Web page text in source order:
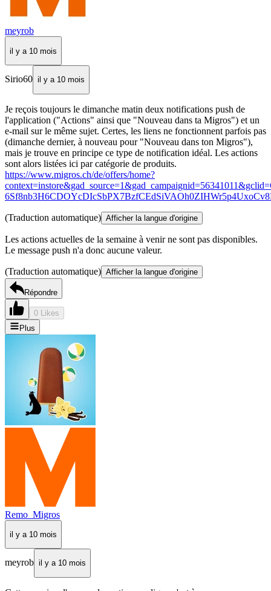
meyrob
il y a 10 mois
Sirio60 il y a 10 mois
Je reçois toujours le dimanche matin deux notifications push de
l'application ("Actions" ainsi que "Nouveau dans ta Migros") et un
e-mail sur le même sujet. Certes, les liens ne fonctionnent parfois pas
(dimanche dernier, à nouveau pour "Nouveau dans ton Migros"),
mais je trouve en principe ce type de notification idéal. Les actions
sont alors listées ici par catégorie de produits.
https://www.migros.ch/de/offers/home?
(Traduction automatique) Afficher la langue d'origine
Les actions actuelles de la semaine à venir ne sont pas disponibles.
Le message push n'a donc aucune valeur.
(Traduction automatique) Afficher la langue d'origine
Répondre
0 Likes
Plus
Remo_Migros
il y a 10 mois
meyrob il y a 10 mois